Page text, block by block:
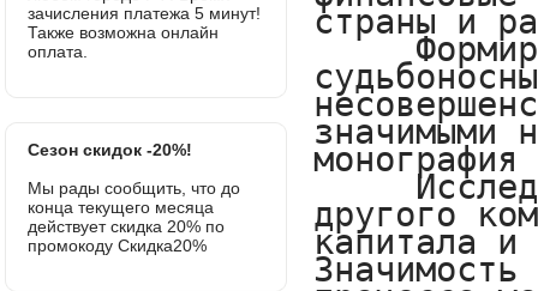
зачисления платежа 5 минут!
Также возможна онлайн
оплата.
Сезон скидок -20%!
Мы рады сообщить, что до
конца текущего месяца
действует скидка 20% по
промокоду Скидка20%